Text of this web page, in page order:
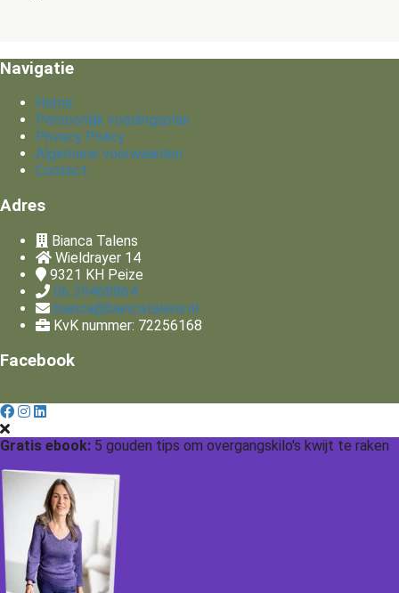
Navigatie
Home
Persoonlijk voedingsplan
Privacy Policy
Algemene voorwaarden
Contact
Adres
Bianca Talens
Wieldrayer 14
9321 KH Peize
06 29468864
bianca@biancatalens.nl
KvK nummer: 72256168
Facebook
Gratis ebook: 5 gouden tips om overgangskilo's kwijt te raken